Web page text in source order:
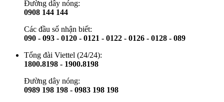
Đường dây nóng:
0908 144 144
Các đầu số nhận biết:
090 - 093 - 0120 - 0121 - 0122 - 0126 - 0128 - 089
Tổng đài Viettel (24/24):
1800.8198 - 1900.8198
Đường dây nóng:
0989 198 198 - 0983 198 198